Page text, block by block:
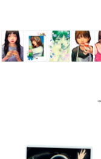
作品